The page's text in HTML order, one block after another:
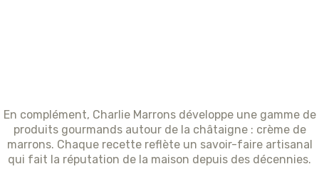
En complément, Charlie Marrons développe une gamme de
produits gourmands autour de la châtaigne : crème de
marrons. Chaque recette reflète un savoir-faire artisanal
qui fait la réputation de la maison depuis des décennies.